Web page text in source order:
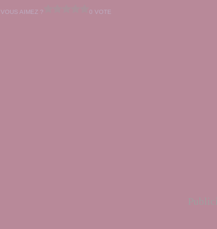
VOUS AIMEZ ? 0 VOTE